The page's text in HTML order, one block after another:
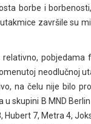
borbe i
završile su
pobjedama
neodlučnoj
na čelu nije bilo
skupini B MND
7, Metra 4,